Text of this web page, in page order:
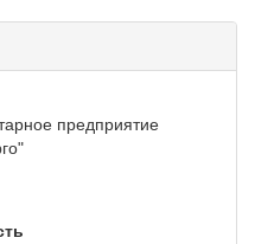
предприятие